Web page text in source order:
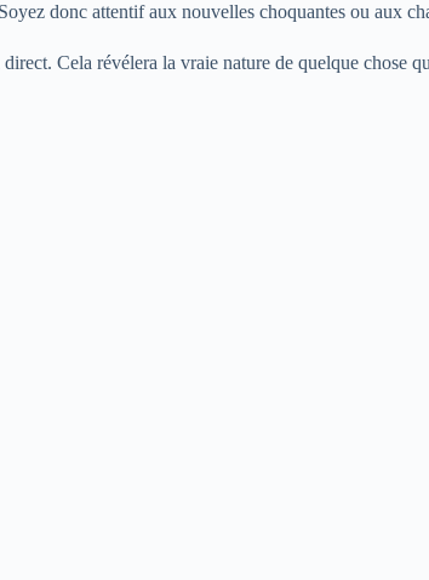
donc attentif aux nouvelles choquantes ou aux
Cela révélera la vraie nature de quelque chose